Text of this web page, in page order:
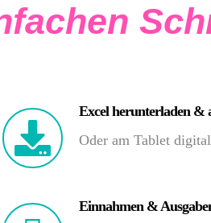
Excel herunterladen &
Oder am Tablet
Einnahmen &